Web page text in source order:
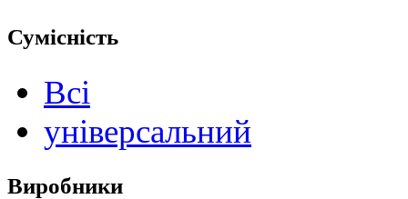
Сумісність
Всі
універсальний
Виробники